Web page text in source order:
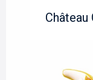
Château